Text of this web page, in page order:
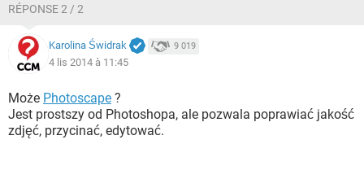
RÉPONSE 2 / 2
Karolina Świdrak 9 019
4 lis 2014 à 11:45
Może Photoscape ?
Jest prostszy od Photoshopa, ale pozwala poprawiać jakość
zdjęć, przycinać, edytować.